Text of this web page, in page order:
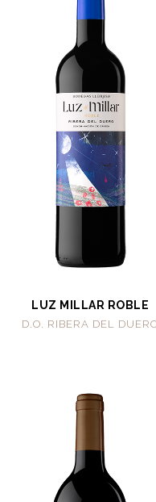
LUZ MILLAR ROBLE
D.O. RIBERA DEL